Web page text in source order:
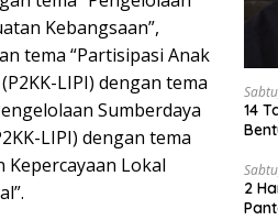
Kebangsaan”,
tema “Partisipasi Anak
LIPI) dengan tema
Sumberdaya
LIPI) dengan tema
Lokal
14
2